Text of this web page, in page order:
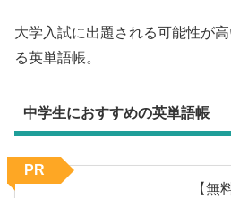
大学入試に出題される可能性が
る英単語帳。
中学生におすすめの英単語帳
【無
PR